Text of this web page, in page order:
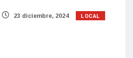
23 diciembre, 2024 LOCAL